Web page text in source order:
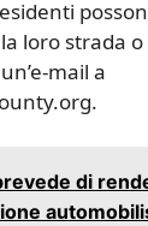
loro strada
mail a
di